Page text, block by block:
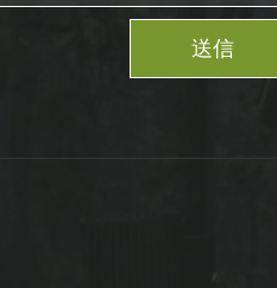
送信